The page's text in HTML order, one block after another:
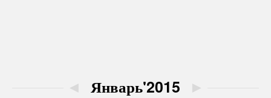
◄ Январь'2015 ►